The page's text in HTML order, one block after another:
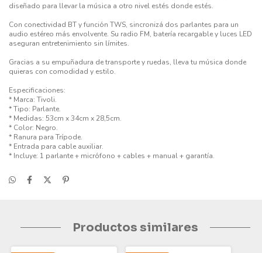
diseñado para llevar la música a otro nivel estés donde estés.
Con conectividad BT y función TWS, sincronizá dos parlantes para un
audio estéreo más envolvente. Su radio FM, batería recargable y luces LED
aseguran entretenimiento sin límites.
Gracias a su empuñadura de transporte y ruedas, lleva tu música donde
quieras con comodidad y estilo.
Especificaciones:
* Marca: Tivoli.
* Tipo: Parlante.
* Medidas: 53cm x 34cm x 28,5cm.
* Color: Negro.
* Ranura para Trípode.
* Entrada para cable auxiliar.
* Incluye: 1 parlante + micrófono + cables + manual + garantía.
Productos similares